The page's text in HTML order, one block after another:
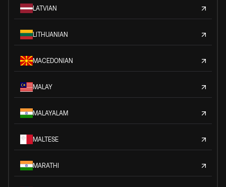
LATVIAN
LITHUANIAN
MACEDONIAN
MALAY
MALAYALAM
MALTESE
MARATHI